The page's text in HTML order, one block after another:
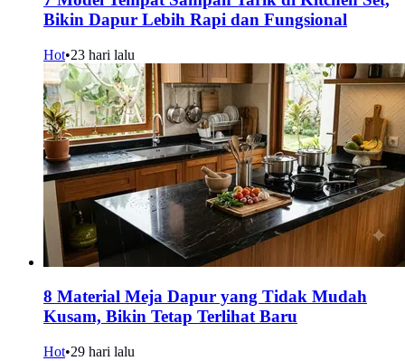
Bikin Dapur Lebih Rapi dan Fungsional
Hot•23 hari lalu
8 Material Meja Dapur yang Tidak Mudah
Kusam, Bikin Tetap Terlihat Baru
Hot•29 hari lalu